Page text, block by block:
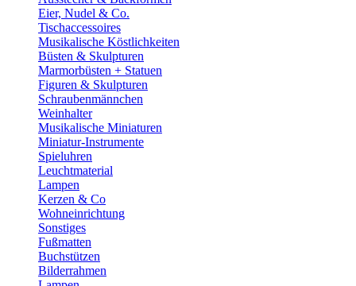
Eier, Nudel & Co.
Tischaccessoires
Musikalische Köstlichkeiten
Büsten & Skulpturen
Marmorbüsten + Statuen
Figuren & Skulpturen
Schraubenmännchen
Weinhalter
Musikalische Miniaturen
Miniatur-Instrumente
Spieluhren
Leuchtmaterial
Lampen
Kerzen & Co
Wohneinrichtung
Sonstiges
Fußmatten
Buchstützen
Bilderrahmen